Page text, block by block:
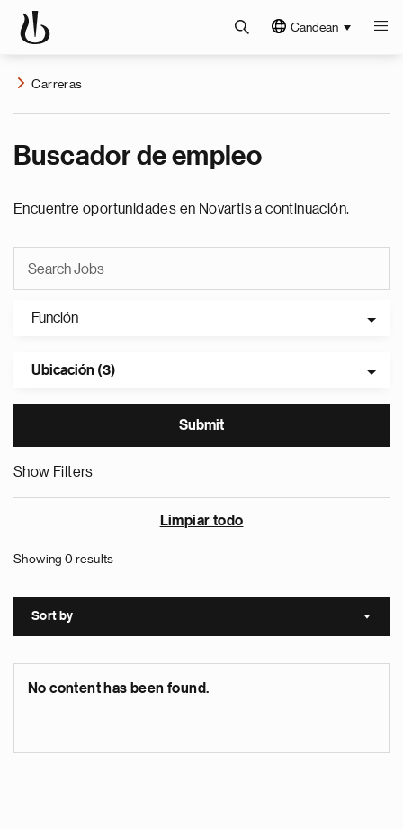
Candean
Carreras
Buscador de empleo
Encuentre oportunidades en Novartis a continuación.
Función
Ubicación (3)
Show Filters
Limpiar todo
Showing 0 results
Sort by Sort
No content has been found.